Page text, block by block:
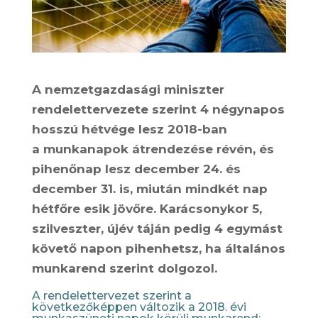
A nemzetgazdasági miniszter
rendelettervezete szerint 4 négynapos
hosszú hétvége lesz 2018-ban
a munkanapok átrendezése révén, és
pihenőnap lesz december 24. és
december 31. is, miután mindkét nap
hétfőre esik jövőre. Karácsonykor 5,
szilveszter, újév táján pedig 4 egymást
követő napon pihenhetsz, ha általános
munkarend szerint dolgozol.
A rendelettervezet szerint a
következőképpen változik a 2018. évi